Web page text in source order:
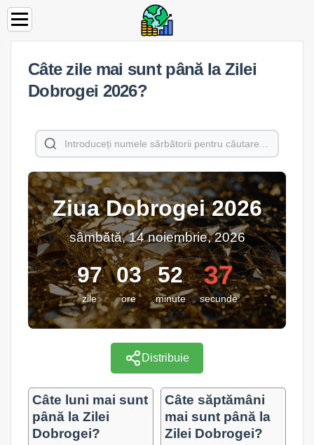
Câte zile mai sunt până la Zilei
Dobrogei 2026?
Ziua Dobrogei 2026
sâmbătă, 14 noiembrie, 2026
97
zile
03
ore
52
minute
37
secunde
Distribuie
Câte luni mai sunt
până la Zilei
Dobrogei?
Câte săptămâni
mai sunt până la
Zilei Dobrogei?